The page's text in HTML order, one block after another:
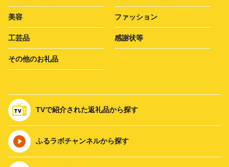
美容 ファッション
工芸品 感謝状等
その他のお礼品
TVで紹介された返礼品から探す
ふるラボチャンネルから探す